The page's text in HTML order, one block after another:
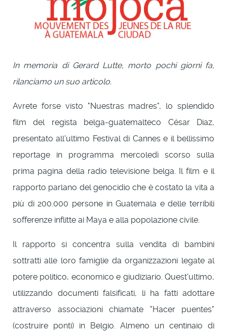
In memoria di Gerard Lutte, morto pochi giorni fa,
rilanciamo un suo articolo.
Avrete forse visto "Nuestras madres", lo splendido
film del regista belga-guatemalteco César Diaz,
presentato all'ultimo Festival di Cannes e il bellissimo
reportage in programma mercoledì scorso sulla
prima pagina della radio televisione belga. Il film e il
rapporto parlano del genocidio che è costato la vita a
più di 200.000 persone in Guatemala e delle terribili
sofferenze inflitte ai Maya e alla popolazione civile.
Il rapporto si concentra sulla vendita di bambini
sottratti alle loro famiglie da organizzazioni legate al
potere politico, economico e giudiziario. Quest'ultimo,
utilizzando documenti falsificati, li ha fatti adottare
attraverso associazioni chiamate "Hacer puentes"
(costruire ponti) in Belgio. Almeno un centinaio di